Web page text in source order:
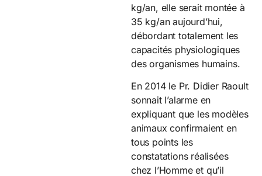
kg/an, elle serait montée à
35 kg/an aujourd’hui,
débordant totalement les
capacités physiologiques
des organismes humains.
En 2014 le Pr. Didier Raoult
sonnait l’alarme en
expliquant que les modèles
animaux confirmaient en
tous points les
constatations réalisées
chez l’Homme et qu’il